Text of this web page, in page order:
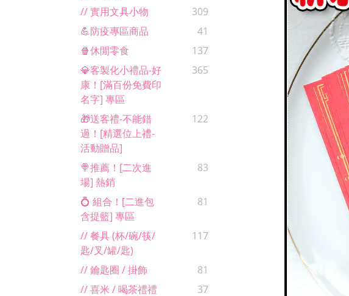
// 實用文具小物
309
💪防疫專區商品
41
🍿休閒零食
137
💎客製化小禮品-好
康！[滿百份免費印
名字] 專區
365
🎁送客禮-不能錯
過！[精選位上禮-
活動贈品]
122
🍭推薦！[二次進
場] 熱銷
83
💍 組合！[二進包
含提籃] 專區
81
// 餐具 (杯/碗/筷/
匙/叉/罐/匙)
117
// 鑰匙圈 / 掛飾
81
// 喜米 / 喝茶禮禮
37